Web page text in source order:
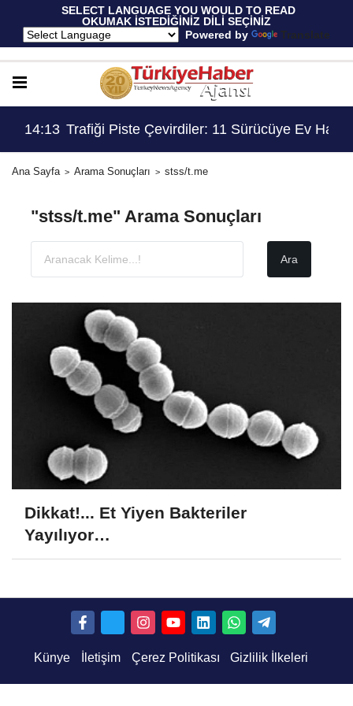
SELECT LANGUAGE YOU WOULD TO READ
OKUMAK İSTEDİĞİNİZ DİLİ SEÇİNİZ
Powered by
Translate
Kadro İhdas Edildi
14:13 Trafiği Piste Çevirdiler: 11 Sürücüye Ev
Ana Sayfa Arama Sonuçları stss/t.me
"stss/t.me" Arama Sonuçları
Dikkat!... Et Yiyen Bakteriler
Yayılıyor…
Künye İletişim Çerez Politikası Gizlilik İlkeleri